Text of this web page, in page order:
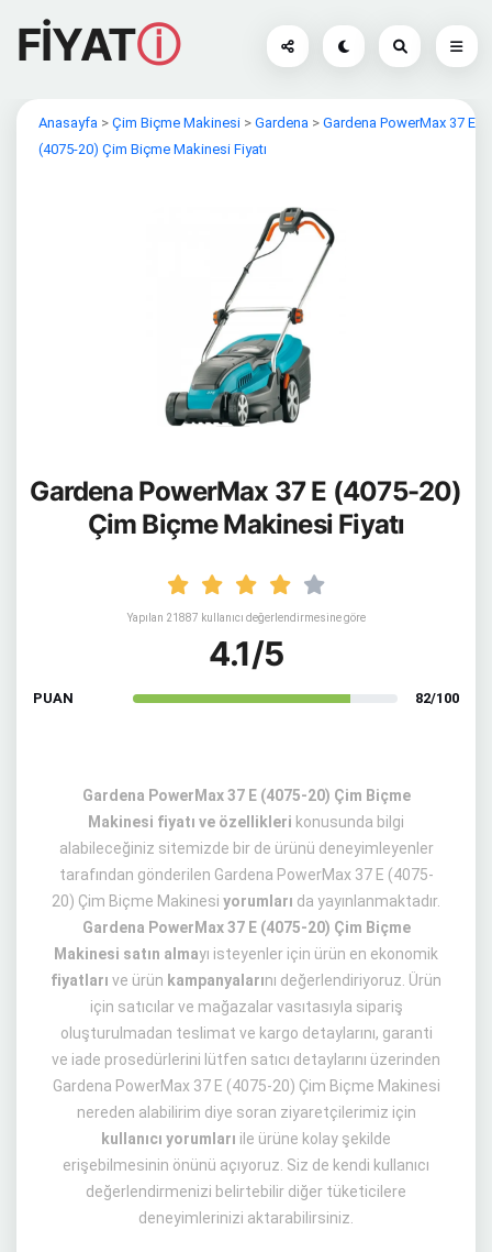
FİYATⓘ
Anasayfa > Çim Biçme Makinesi > Gardena > Gardena PowerMax 37 E
(4075-20) Çim Biçme Makinesi Fiyatı
Gardena PowerMax 37 E (4075-20)
Çim Biçme Makinesi Fiyatı
Yapılan 21887 kullanıcı değerlendirmesine göre
4.1/5
PUAN 82/100
Gardena PowerMax 37 E (4075-20) Çim Biçme
Makinesi fiyatı ve özellikleri konusunda bilgi
alabileceğiniz sitemizde bir de ürünü deneyimleyenler
tarafından gönderilen Gardena PowerMax 37 E (4075-
20) Çim Biçme Makinesi yorumları da yayınlanmaktadır.
Gardena PowerMax 37 E (4075-20) Çim Biçme
Makinesi satın almayı isteyenler için ürün en ekonomik
fiyatları ve ürün kampanyalarını değerlendiriyoruz. Ürün
için satıcılar ve mağazalar vasıtasıyla sipariş
oluşturulmadan teslimat ve kargo detaylarını, garanti
ve iade prosedürlerini lütfen satıcı detaylarını üzerinden
Gardena PowerMax 37 E (4075-20) Çim Biçme Makinesi
nereden alabilirim diye soran ziyaretçilerimiz için
kullanıcı yorumları ile ürüne kolay şekilde
erişebilmesinin önünü açıyoruz. Siz de kendi kullanıcı
değerlendirmenizi belirtebilir diğer tüketicilere
deneyimlerinizi aktarabilirsiniz.